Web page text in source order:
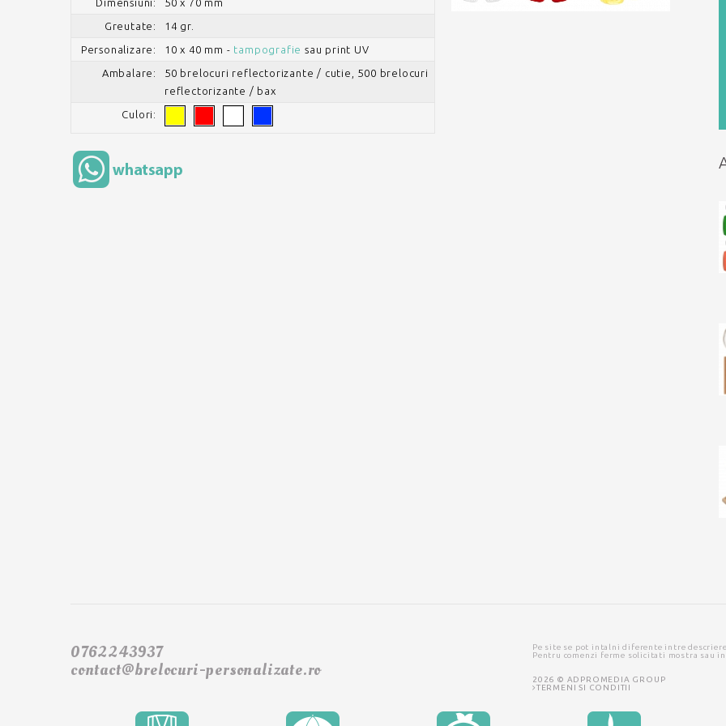
Dimensiuni: 50 x 70 mm
Greutate: 14 gr.
Personalizare: 10 x 40 mm - tampografie sau print UV
Ambalare:
50 brelocuri reflectorizante / cutie, 500 brelocuri
reflectorizante / bax
Culori:
0762243937
contact@brelocuri-personalizate.ro
Pe site se pot intalni diferente intre
Pentru comenzi ferme solicitati mostra sau
2026 © ADPROMEDIA GROUP
TERMENI SI CONDITII